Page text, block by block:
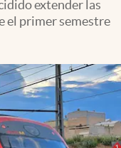
extender las
el primer semestre